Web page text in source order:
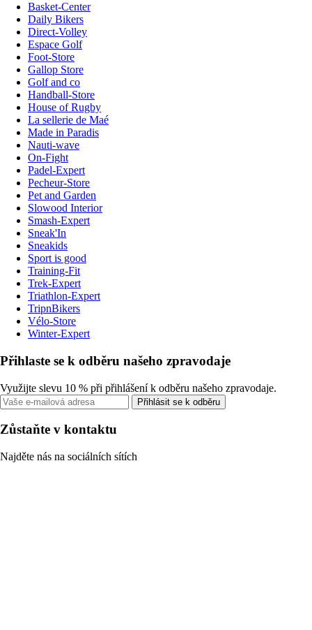
Basket-Center
Daily Bikers
Direct-Volley
Espace Golf
Foot-Store
Gallop Store
Golf and co
Handball-Store
House of Rugby
La sellerie de Maé
Made in Paradis
Nauti-wave
On-Fight
Padel-Expert
Pecheur-Store
Pet and Garden
Slowood Interior
Smash-Expert
Sneak'In
Sneakids
Sport is good
Training-Fit
Trek-Expert
Triathlon-Expert
TripnBikers
Vélo-Store
Winter-Expert
Přihlaste se k odběru našeho zpravodaje
Využijte slevu 10 % při přihlášení k odběru našeho zpravodaje.
Přihlásit se k odběru
Zůstaňte v kontaktu
Najděte nás na sociálních sítích